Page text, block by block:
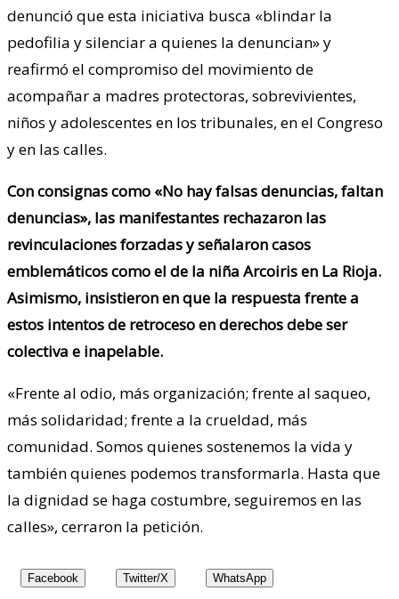
denunció que esta iniciativa busca «blindar la
pedofilia y silenciar a quienes la denuncian» y
reafirmó el compromiso del movimiento de
acompañar a madres protectoras, sobrevivientes,
niños y adolescentes en los tribunales, en el Congreso
y en las calles.
Con consignas como «No hay falsas denuncias, faltan
denuncias», las manifestantes rechazaron las
revinculaciones forzadas y señalaron casos
emblemáticos como el de la niña Arcoiris en La Rioja.
Asimismo, insistieron en que la respuesta frente a
estos intentos de retroceso en derechos debe ser
colectiva e inapelable.
«Frente al odio, más organización; frente al saqueo,
más solidaridad; frente a la crueldad, más
comunidad. Somos quienes sostenemos la vida y
también quienes podemos transformarla. Hasta que
la dignidad se haga costumbre, seguiremos en las
calles», cerraron la petición.
Facebook Twitter/X WhatsApp